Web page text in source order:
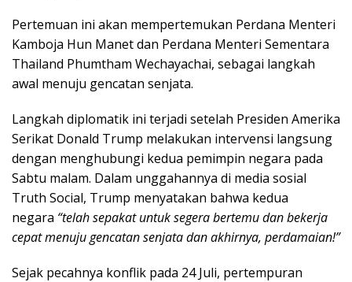
Pertemuan ini akan mempertemukan Perdana Menteri
Kamboja Hun Manet dan Perdana Menteri Sementara
Thailand Phumtham Wechayachai, sebagai langkah
awal menuju gencatan senjata.
Langkah diplomatik ini terjadi setelah Presiden Amerika
Serikat Donald Trump melakukan intervensi langsung
dengan menghubungi kedua pemimpin negara pada
Sabtu malam. Dalam unggahannya di media sosial
Truth Social, Trump menyatakan bahwa kedua
negara “telah sepakat untuk segera bertemu dan bekerja
cepat menuju gencatan senjata dan akhirnya, perdamaian!”
Sejak pecahnya konflik pada 24 Juli, pertempuran